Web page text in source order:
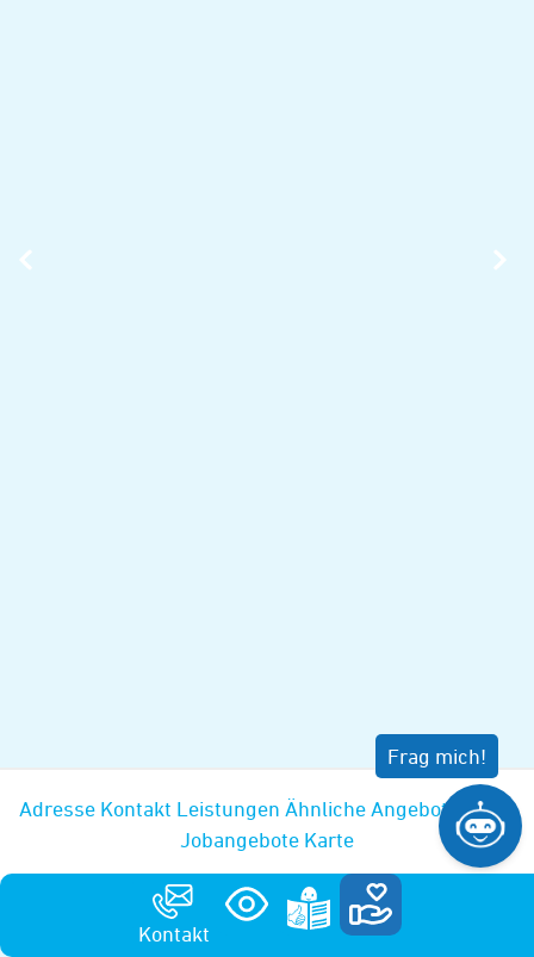
Adresse Kontakt Leistungen Ähnliche Angebote
News
Jobangebote Karte
Kontakt